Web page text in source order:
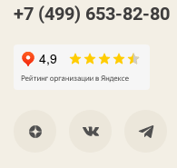
+7 (499) 653-82-80